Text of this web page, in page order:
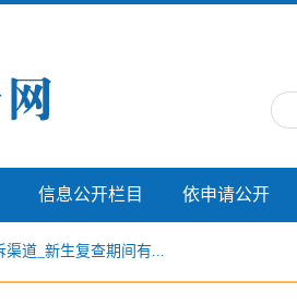
信息公开栏目 依申请公开
渠道_新生复查期间有...